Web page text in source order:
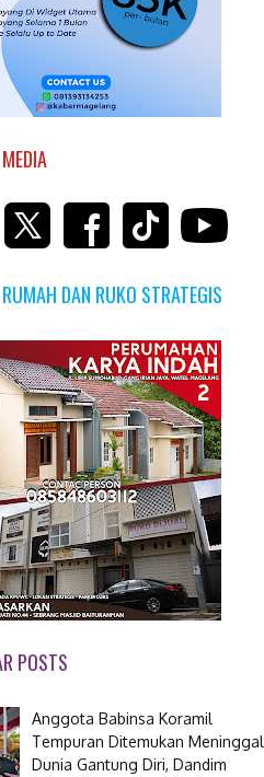
DAN RUKO STRATEGIS
POSTS
Anggota Babinsa Koramil
Tempuran Ditemukan Meninggal
Dunia Gantung Diri, Dandim